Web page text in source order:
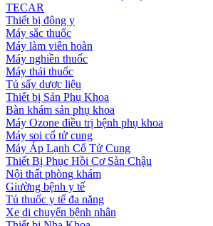
TECAR
Thiết bị đông y
Máy sắc thuốc
Máy làm viên hoàn
Máy nghiền thuốc
Máy thái thuốc
Tủ sấy dược liệu
Thiết bị Sản Phụ Khoa
Bàn khám sản phụ khoa
Máy Ozone điều trị bệnh phụ khoa
Máy soi cổ tử cung
Máy Áp Lạnh Cổ Tử Cung
Thiết Bị Phục Hồi Cơ Sàn Chậu
Nội thất phòng khám
Giường bệnh y tế
Tủ thuốc y tế đa năng
Xe di chuyển bệnh nhân